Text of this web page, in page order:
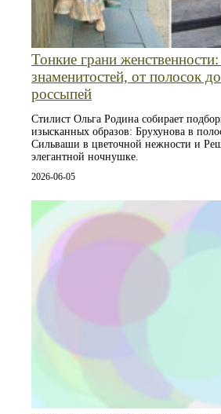
Тонкие грани
знаменитостей, от полосок
россыпей
Стилист Ольга Родина собирает
изысканных образов: Брухунова в
Сильваши в цветочной нежности и
элегантной ночнушке.
2026-06-05